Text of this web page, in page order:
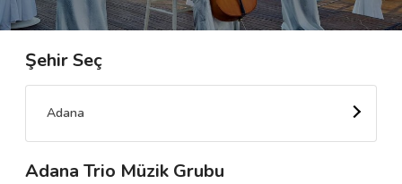
🎈 Biz Kimiz?
🌟 Müşteri Değerlendirmeleri
Şehir Seç
Adana
Adana Trio Müzik Grubu